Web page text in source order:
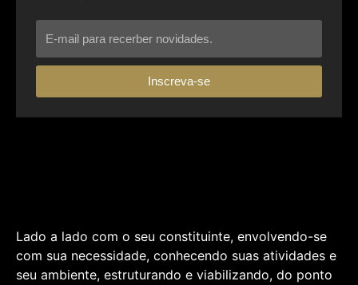
Inscreva-se
Lado a lado com o seu constituinte, envolvendo-se
com sua necessidade, conhecendo suas atividades e
seu ambiente, estruturando e viabilizando, do ponto